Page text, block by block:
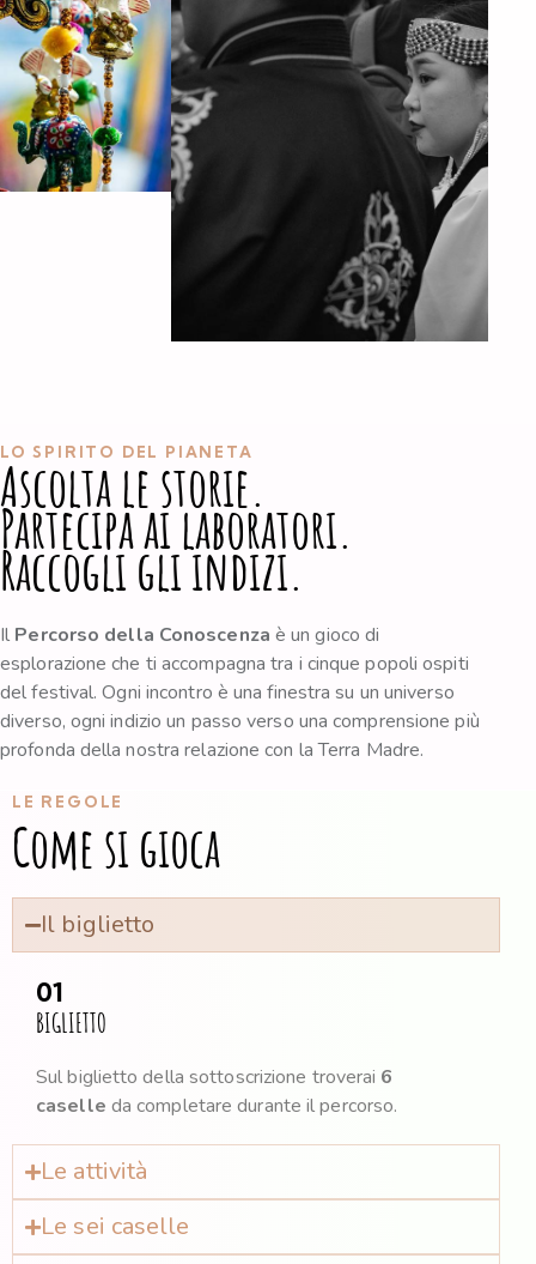
LO SPIRITO DEL PIANETA
Ascolta le storie.
Partecipa ai laboratori.
Raccogli gli indizi.
Il Percorso della Conoscenza è un gioco di
esplorazione che ti accompagna tra i cinque popoli ospiti
del festival. Ogni incontro è una finestra su un universo
diverso, ogni indizio un passo verso una comprensione più
profonda della nostra relazione con la Terra Madre.
LE REGOLE
Come si gioca
Il biglietto
01
BIGLIETTO
Sul biglietto della sottoscrizione troverai 6
caselle da completare durante il percorso.
Le attività
Le sei caselle